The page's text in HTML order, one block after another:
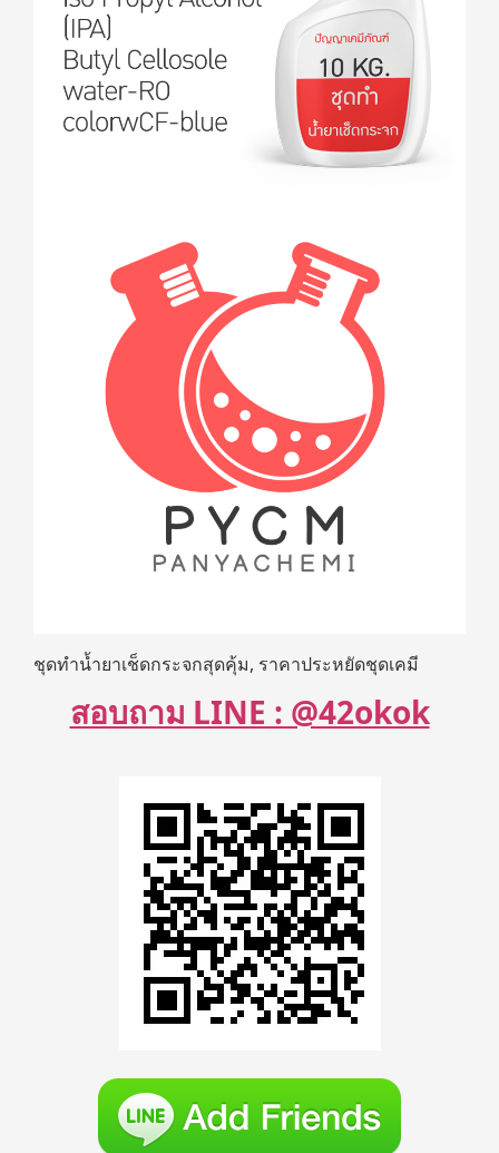
ชุดทำน้ำยาเช็ดกระจกสุดคุ้ม, ราคาประหยัดชุดเคมี
สอบถาม LINE : @42okok